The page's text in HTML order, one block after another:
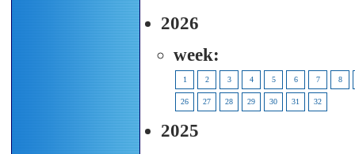
2026
week:
1 2 3 4 5 6 7 8
26 27 28 29 30 31 32
2025